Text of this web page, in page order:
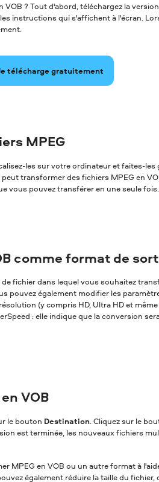
? Tout d'abord, téléchargez la
instructions qui s'affichent à l'écran.
télécharge gratuitement
MPEG
les sur votre ordinateur et faites-les
transformer des fichiers MPEG en
vous pouvez transférer en une seule fois.
comme format de
de fichier dans lequel vous souhaitez
pouvez également modifier les
(y compris HD, Ultra HD et
: elle indique que la conversion
VOB
le bouton Destination. Cliquez sur le
est terminée, les nouveaux fichiers
MPEG en VOB ou un autre format à
également réduire la taille du fichier,